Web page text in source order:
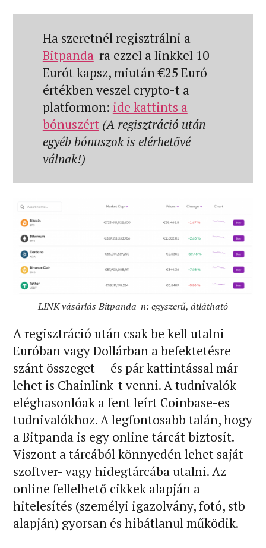
Ha szeretnél regisztrálni a
Bitpanda-ra ezzel a linkkel 10
Eurót kapsz, miután €25 Euró
értékben veszel crypto-t a
platformon: ide kattints a
bónuszért (A regisztráció után
egyéb bónuszok is elérhetővé
válnak!)
LINK vásárlás Bitpanda-n: egyszerű, átlátható
A regisztráció után csak be kell utalni
Euróban vagy Dollárban a befektetésre
szánt összeget — és pár kattintással már
lehet is Chainlink-t venni. A tudnivalók
eléghasonlóak a fent leírt Coinbase-es
tudnivalókhoz. A legfontosabb talán, hogy
a Bitpanda is egy online tárcát biztosít.
Viszont a tárcából könnyedén lehet saját
szoftver- vagy hidegtárcába utalni. Az
online fellelhető cikkek alapján a
hitelesítés (személyi igazolvány, fotó, stb
alapján) gyorsan és hibátlanul működik.